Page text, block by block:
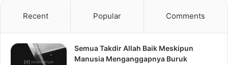
Recent Popular Comments
Semua Takdir Allah Baik Meskipun
Manusia Menganggapnya Buruk